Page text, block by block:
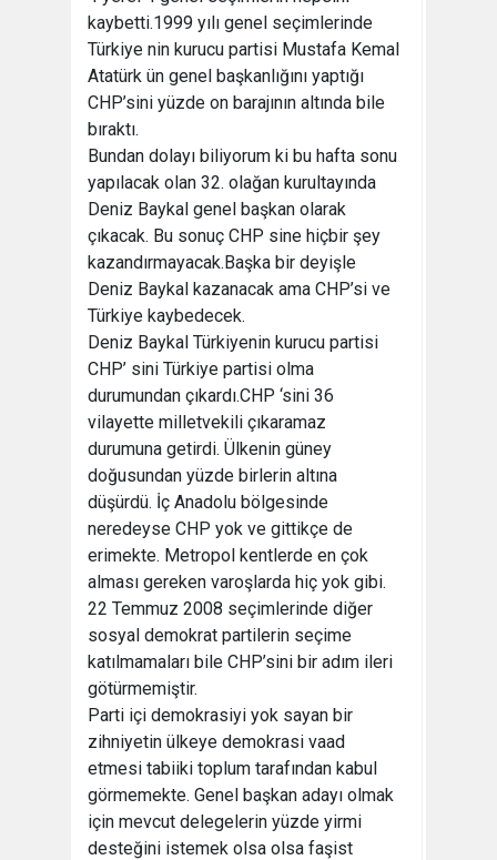
kaybetti.1999 yılı genel seçimlerinde
Türkiye nin kurucu partisi Mustafa Kemal
Atatürk ün genel başkanlığını yaptığı
CHP’sini yüzde on barajının altında bile
bıraktı.
Bundan dolayı biliyorum ki bu hafta sonu
yapılacak olan 32. olağan kurultayında
Deniz Baykal genel başkan olarak
çıkacak. Bu sonuç CHP sine hiçbir şey
kazandırmayacak.Başka bir deyişle
Deniz Baykal kazanacak ama CHP’si ve
Türkiye kaybedecek.
Deniz Baykal Türkiyenin kurucu partisi
CHP’ sini Türkiye partisi olma
durumundan çıkardı.CHP ‘sini 36
vilayette milletvekili çıkaramaz
durumuna getirdi. Ülkenin güney
doğusundan yüzde birlerin altına
düşürdü. İç Anadolu bölgesinde
neredeyse CHP yok ve gittikçe de
erimekte. Metropol kentlerde en çok
alması gereken varoşlarda hiç yok gibi.
22 Temmuz 2008 seçimlerinde diğer
sosyal demokrat partilerin seçime
katılmamaları bile CHP’sini bir adım ileri
götürmemiştir.
Parti içi demokrasiyi yok sayan bir
zihniyetin ülkeye demokrasi vaad
etmesi tabiiki toplum tarafından kabul
görmemekte. Genel başkan adayı olmak
için mevcut delegelerin yüzde yirmi
desteğini istemek olsa olsa faşist